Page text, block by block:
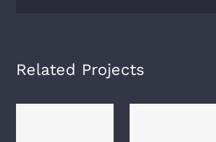
Related Projects